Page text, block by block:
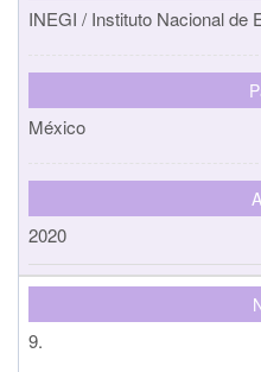
INEGI / Instituto Nacional de
México
2020
9.